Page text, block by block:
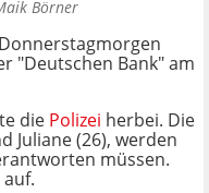
Börner
"Deutschen Bank" am
die Polizei herbei. Die
Juliane (26), werden
müssen.